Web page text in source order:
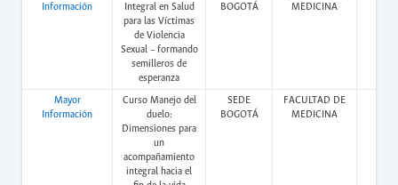
Información
Integral en Salud
para las Víctimas
de Violencia
Sexual – formando
semilleros de
esperanza
BOGOTÁ
MEDICINA
Mayor
Información
Curso Manejo del
duelo:
Dimensiones para
un
acompañamiento
integral hacia el
SEDE
BOGOTÁ
FACULTAD DE
MEDICINA